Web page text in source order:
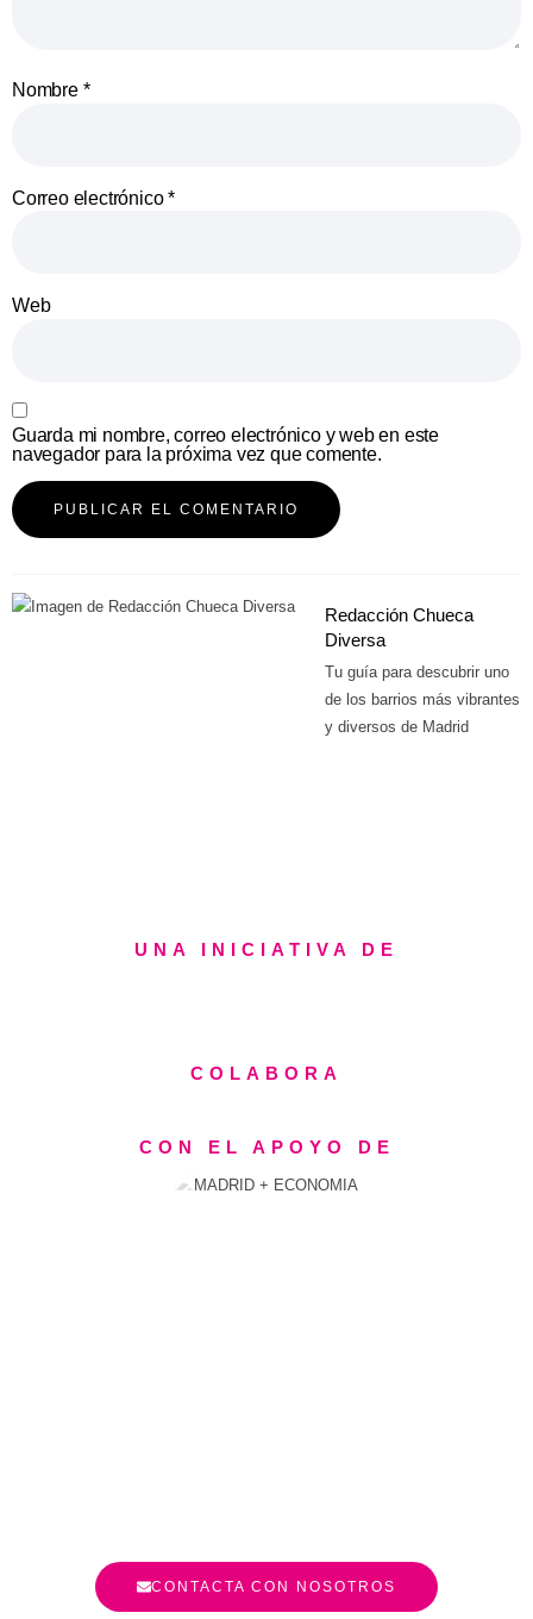
Nombre *
Correo electrónico*
Web
Guarda mi nombre, correo electrónico y web en este
navegador para la próxima vez que comente.
Redacción Chueca
Diversa
Tu guía para descubrir uno
de los barrios más vibrantes
y diversos de Madrid
UNA INICIATIVA DE
COLABORA
CON EL APOYO DE
CONTACTA CON NOSOTROS